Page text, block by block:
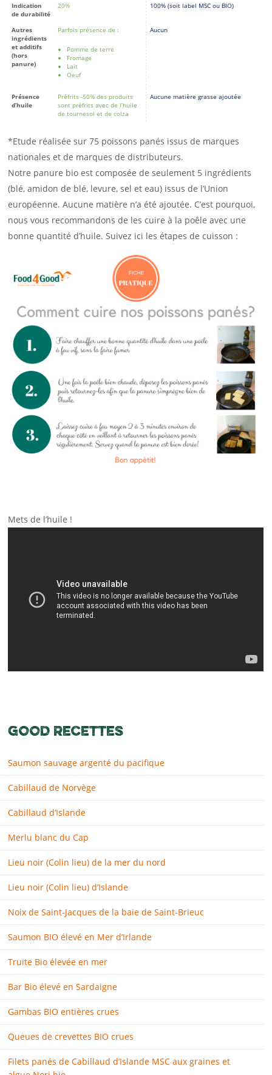
Indication
de durabilité
20% 100% (soit label MSC ou BIO)
Autres
ingrédients
et additifs
(hors
panure)
Parfois présence de :
Pomme de terre
Fromage
Lait
Oeuf
Aucun
Présence
d’huile
Préfrits -50% des produits
sont préfrits avec de l’huile
de tournesol et de colza
Aucune matière grasse ajoutée
*Etude réalisée sur 75 poissons panés issus de marques
nationales et de marques de distributeurs.
Notre panure bio est composée de seulement 5 ingrédients
(blé, amidon de blé, levure, sel et eau) issus de l’Union
européenne. Aucune matière n’a été ajoutée. C’est pourquoi,
nous vous recommandons de les cuire à la poêle avec une
bonne quantité d’huile. Suivez ici les étapes de cuisson :
Mets de l’huile !
GOOD RECETTES
Saumon sauvage argenté du pacifique
Cabillaud de Norvège
Cabillaud d’Islande
Merlu blanc du Cap
Lieu noir (Colin lieu) de la mer du nord
Lieu noir (Colin lieu) d’Islande
Noix de Saint-Jacques de la baie de Saint-Brieuc
Saumon BIO élevé en Mer d’Irlande
Truite Bio élevée en mer
Bar Bio élevé en Sardaigne
Gambas BIO entières crues
Queues de crevettes BIO crues
Filets panés de Cabillaud d’Islande MSC aux graines et